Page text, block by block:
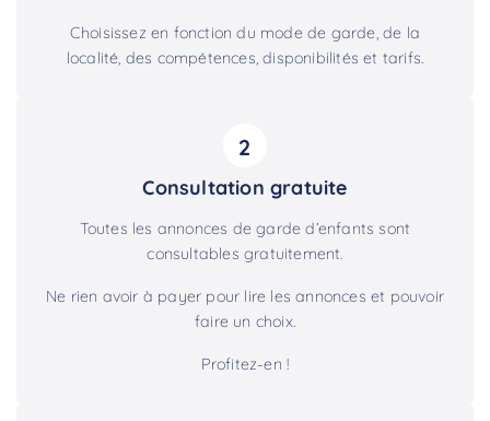
Choisissez en fonction du mode de garde, de la
localité, des compétences, disponibilités et tarifs.
2
Consultation gratuite
Toutes les annonces de garde d’enfants sont
consultables gratuitement.
Ne rien avoir à payer pour lire les annonces et pouvoir
faire un choix.
Profitez-en !